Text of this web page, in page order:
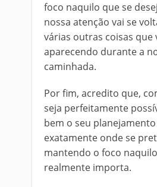
foco naquilo que se
nossa atenção vai se
várias outras coisas que
aparecendo durante a
caminhada.
Por fim, acredito que,
seja perfeitamente
bem o seu
exatamente onde se
mantendo o foco
realmente importa.